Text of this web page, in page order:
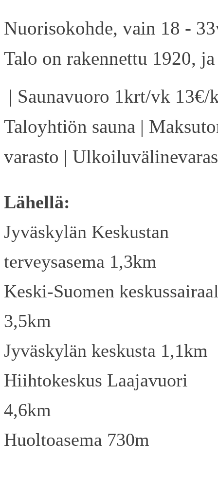
Nuorisokohde, vain 18 -
Talo on rakennettu 1920,
| Saunavuoro 1krt/vk
Taloyhtiön sauna |
varasto |
Lähellä:
Jyväskylän Keskustan
terveysasema 1,3km
Keski-Suomen
3,5km
Jyväskylän keskusta 1,1km
Hiihtokeskus Laajavuori
4,6km
Huoltoasema 730m